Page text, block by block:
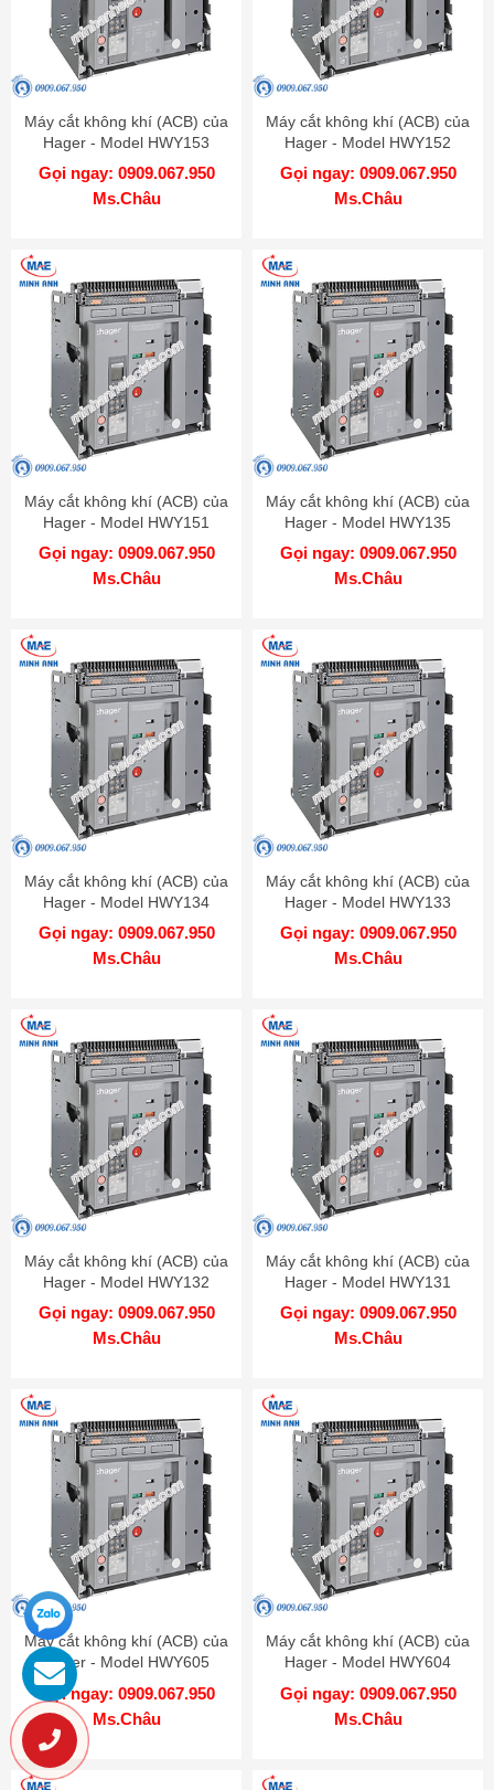
Máy cắt không khí (ACB) của
Hager - Model HWY153
Gọi ngay: 0909.067.950
Ms.Châu
Máy cắt không khí (ACB) của
Hager - Model HWY152
Gọi ngay: 0909.067.950
Ms.Châu
Máy cắt không khí (ACB) của
Hager - Model HWY151
Gọi ngay: 0909.067.950
Ms.Châu
Máy cắt không khí (ACB) của
Hager - Model HWY135
Gọi ngay: 0909.067.950
Ms.Châu
Máy cắt không khí (ACB) của
Hager - Model HWY134
Gọi ngay: 0909.067.950
Ms.Châu
Máy cắt không khí (ACB) của
Hager - Model HWY133
Gọi ngay: 0909.067.950
Ms.Châu
Máy cắt không khí (ACB) của
Hager - Model HWY132
Gọi ngay: 0909.067.950
Ms.Châu
Máy cắt không khí (ACB) của
Hager - Model HWY131
Gọi ngay: 0909.067.950
Ms.Châu
Máy cắt không khí (ACB) của
Hager - Model HWY605
Gọi ngay: 0909.067.950
Ms.Châu
Máy cắt không khí (ACB) của
Hager - Model HWY604
Gọi ngay: 0909.067.950
Ms.Châu